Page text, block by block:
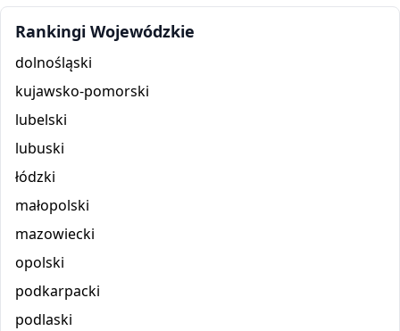
Rankingi Wojewódzkie
dolnośląski
kujawsko-pomorski
lubelski
lubuski
łódzki
małopolski
mazowiecki
opolski
podkarpacki
podlaski